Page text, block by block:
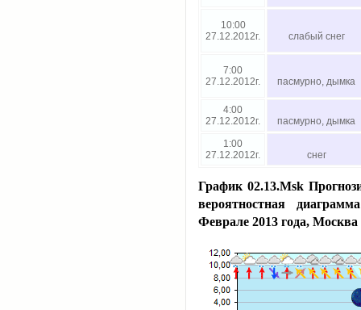
10:00
27.12.2012г.
слабый снег
7:00
27.12.2012г.
пасмурно, дымка
4:00
27.12.2012г.
пасмурно, дымка
1:00
27.12.2012г.
снег
График 02.13.Msk
вероятностная
Феврале 2013 года, Москва